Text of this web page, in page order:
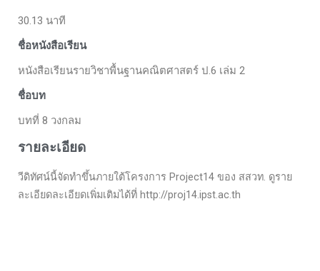
30.13 นาที
ชื่อหนังสือเรียน
หนังสือเรียนรายวิชาพื้นฐานคณิตศาสตร์ ป.6 เล่ม 2
ชื่อบท
บทที่ 8 วงกลม
รายละเอียด
วีดิทัศน์นี้จัดทำขึ้นภายใต้โครงการ Project14 ของ สสวท. ดูราย
ละเอียดละเอียดเพิ่มเติมได้ที่ http://proj14.ipst.ac.th